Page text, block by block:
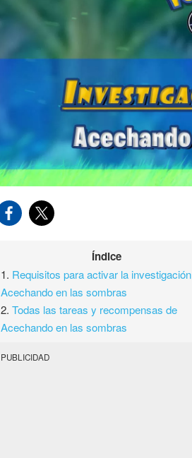
Índice
1. Requisitos para activar la investigación
Acechando en las sombras
2.Todas las tareas y recompensas de
Acechando en las sombras
PUBLICIDAD